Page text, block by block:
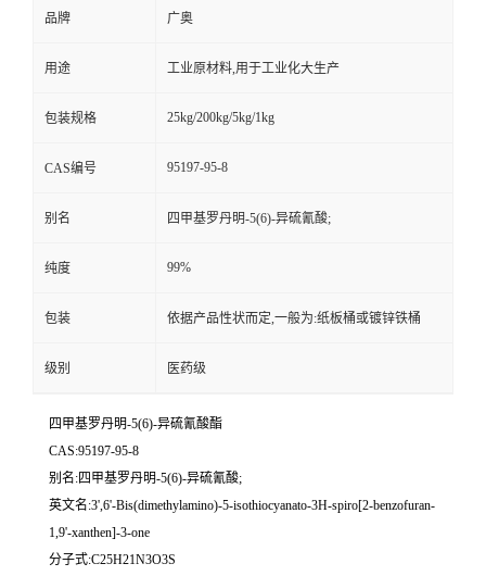
品牌 广奥
用途 工业原材料,用于工业化大生产
包装规格 25kg/200kg/5kg/1kg
CAS编号 95197-95-8
别名 四甲基罗丹明-5(6)-异硫氰酸;
纯度 99%
包装 依据产品性状而定,一般为:纸板桶或镀锌铁桶
级别 医药级
四甲基罗丹明-5(6)-异硫氰酸酯
CAS:95197-95-8
别名:四甲基罗丹明-5(6)-异硫氰酸;
英文名:3',6'-Bis(dimethylamino)-5-isothiocyanato-3H-spiro[2-benzofuran-
1,9'-xanthen]-3-one
分子式:C25H21N3O3S